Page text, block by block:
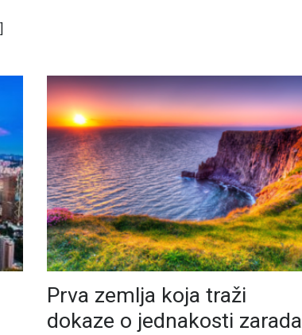
Prva zemlja koja traži
dokaze o jednakosti zarada